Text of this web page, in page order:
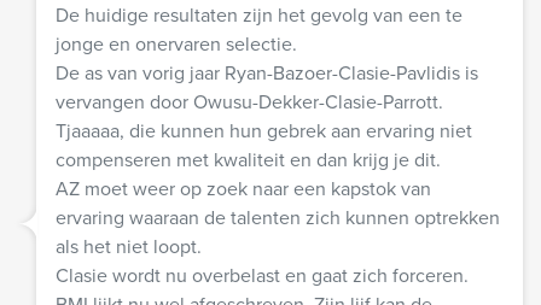
De huidige resultaten zijn het gevolg van een te
jonge en onervaren selectie.
De as van vorig jaar Ryan-Bazoer-Clasie-Pavlidis is
vervangen door Owusu-Dekker-Clasie-Parrott.
Tjaaaaa, die kunnen hun gebrek aan ervaring niet
compenseren met kwaliteit en dan krijg je dit.
AZ moet weer op zoek naar een kapstok van
ervaring waaraan de talenten zich kunnen optrekken
als het niet loopt.
Clasie wordt nu overbelast en gaat zich forceren.